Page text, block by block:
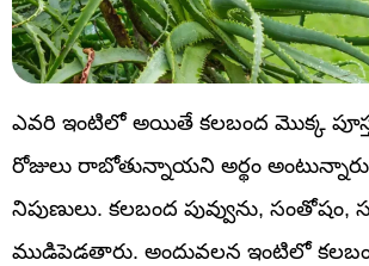
ఎవరి ఇంటిలో అయితే కలబంద మొక్క
రోజులు రాబోతున్నాయని అర్థం అంటున్నారు
నిపుణులు. కలబంద పువ్వును, సంతోషం,
ముడిపెడతారు. అందువలన ఇంటిలో